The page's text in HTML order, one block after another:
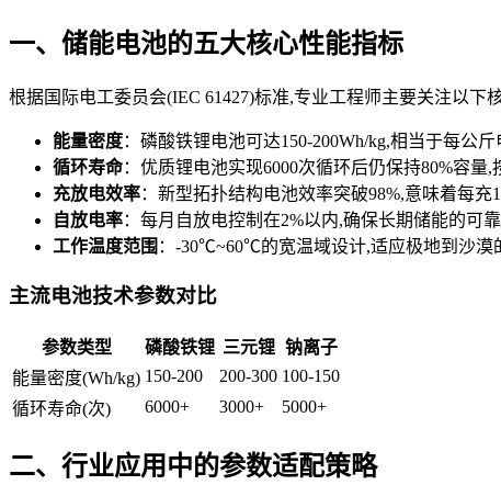
一、储能电池的五大核心性能指标
根据国际电工委员会(IEC 61427)标准,专业工程师主要关注以下
能量密度：磷酸铁锂电池可达150-200Wh/kg,相当于每公
循环寿命：优质锂电池实现6000次循环后仍保持80%容量
充放电效率：新型拓扑结构电池效率突破98%,意味着每充
自放电率：每月自放电控制在2%以内,确保长期储能的可
工作温度范围 ：-30℃~60℃的宽温域设计,适应极地到沙漠
主流电池技术参数对比
参数类型 磷酸铁锂 三元锂 钠离子
能量密度(Wh/kg) 150-200 200-300 100-150
循环寿命(次)
6000+ 3000+ 5000+
二、行业应用中的参数适配策略